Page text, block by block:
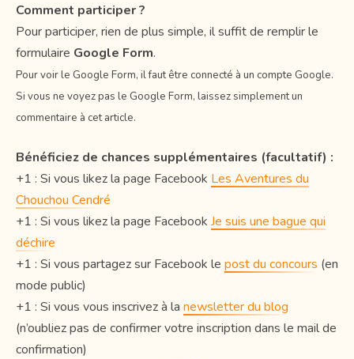
Comment participer ?
Pour participer, rien de plus simple, il suffit de remplir le
formulaire Google Form.
Pour voir le Google Form, il faut être connecté à un compte Google.
Si vous ne voyez pas le Google Form, laissez simplement un
commentaire à cet article.
Bénéficiez de chances supplémentaires (facultatif) :
+1 : Si vous likez la page Facebook Les Aventures du
Chouchou Cendré
+1 : Si vous likez la page Facebook Je suis une bague qui
déchire
+1 : Si vous partagez sur Facebook le post du concours (en
mode public)
+1 : Si vous vous inscrivez à la newsletter du blog
(n’oubliez pas de confirmer votre inscription dans le mail de
confirmation)